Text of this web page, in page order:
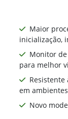
Maior
inicialização,
Monitor
para melhor
em
Novo